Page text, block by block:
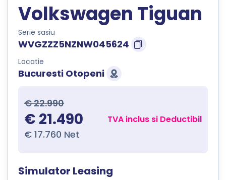
Volkswagen Tiguan
Serie sasiu
WVGZZZ5NZNW045624
Locatie
Bucuresti Otopeni
€ 22.990
€ 21.490
€ 17.760 Net
TVA inclus si Deductibil
Simulator Leasing